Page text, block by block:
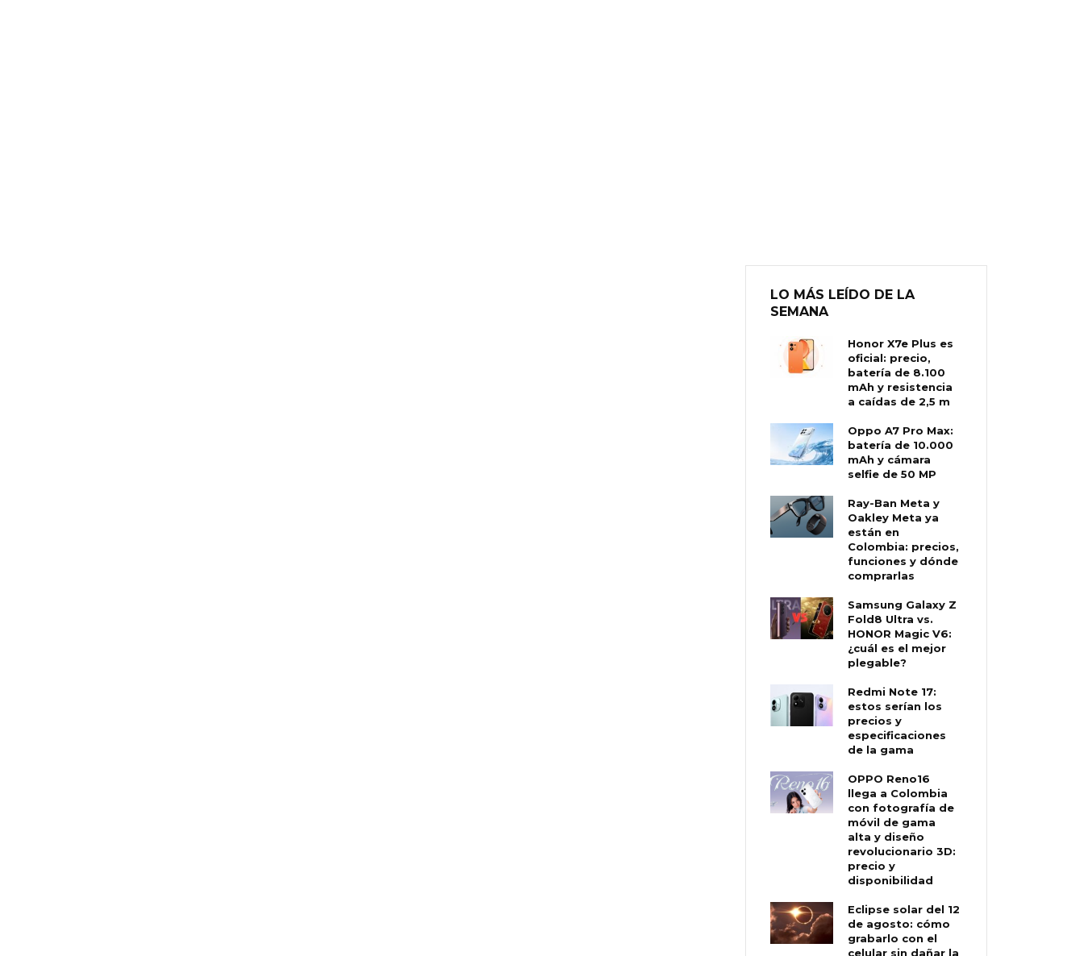
LO MÁS LEÍDO DE LA
SEMANA
Honor X7e Plus es
oficial: precio,
batería de 8.100
mAh y resistencia
a caídas de 2,5 m
Oppo A7 Pro Max:
batería de 10.000
mAh y cámara
selfie de 50 MP
Ray-Ban Meta y
Oakley Meta ya
están en
Colombia: precios,
funciones y dónde
comprarlas
Samsung Galaxy Z
Fold8 Ultra vs.
HONOR Magic V6:
¿cuál es el mejor
plegable?
Redmi Note 17:
estos serían los
precios y
especificaciones
de la gama
OPPO Reno16
llega a Colombia
con fotografía de
móvil de gama
alta y diseño
revolucionario 3D:
precio y
disponibilidad
Eclipse solar del 12
de agosto: cómo
grabarlo con el
celular sin dañar la